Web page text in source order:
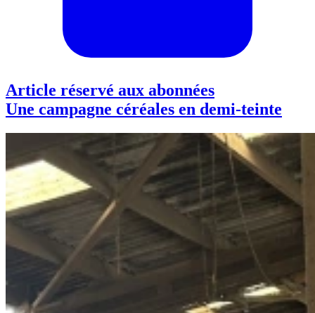
Article réservé aux abonnées
Une campagne céréales en demi-teinte